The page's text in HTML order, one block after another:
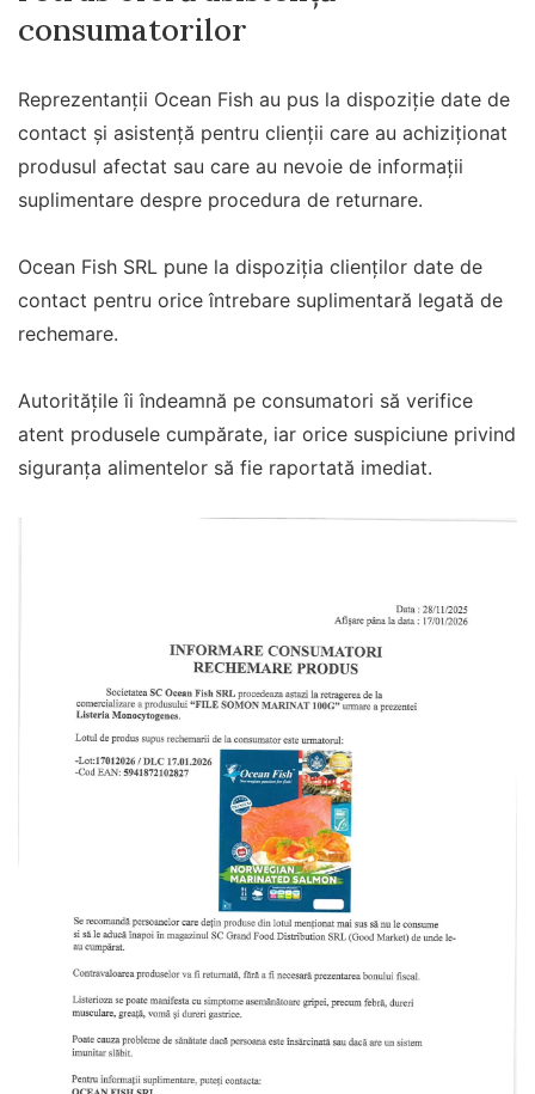
consumatorilor
Reprezentanții Ocean Fish au pus la dispoziție date de
contact și asistență pentru clienții care au achiziționat
produsul afectat sau care au nevoie de informații
suplimentare despre procedura de returnare.
Ocean Fish SRL pune la dispoziția clienților date de
contact pentru orice întrebare suplimentară legată de
rechemare.
Autoritățile îi îndeamnă pe consumatori să verifice
atent produsele cumpărate, iar orice suspiciune privind
siguranța alimentelor să fie raportată imediat.